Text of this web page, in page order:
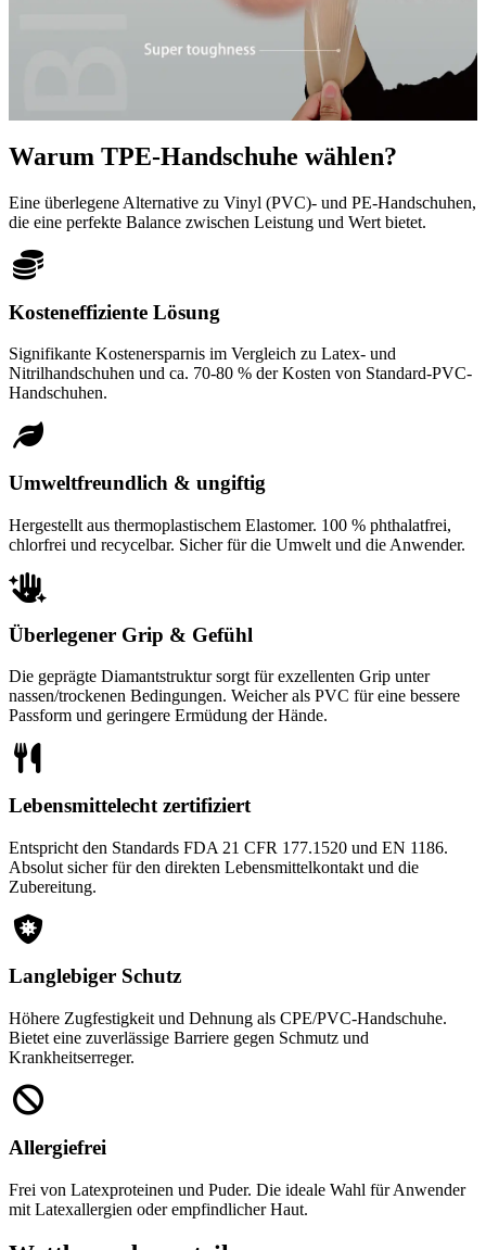
Warum TPE-Handschuhe wählen?
Eine überlegene Alternative zu Vinyl (PVC)- und PE-Handschuhen,
die eine perfekte Balance zwischen Leistung und Wert bietet.
Kosteneffiziente Lösung
Signifikante Kostenersparnis im Vergleich zu Latex- und
Nitrilhandschuhen und ca. 70-80 % der Kosten von Standard-PVC-
Handschuhen.
Umweltfreundlich & ungiftig
Hergestellt aus thermoplastischem Elastomer. 100 % phthalatfrei,
chlorfrei und recycelbar. Sicher für die Umwelt und die Anwender.
Überlegener Grip & Gefühl
Die geprägte Diamantstruktur sorgt für exzellenten Grip unter
nassen/trockenen Bedingungen. Weicher als PVC für eine bessere
Passform und geringere Ermüdung der Hände.
Lebensmittelecht zertifiziert
Entspricht den Standards FDA 21 CFR 177.1520 und EN 1186.
Absolut sicher für den direkten Lebensmittelkontakt und die
Zubereitung.
Langlebiger Schutz
Höhere Zugfestigkeit und Dehnung als CPE/PVC-Handschuhe.
Bietet eine zuverlässige Barriere gegen Schmutz und
Krankheitserreger.
Allergiefrei
Frei von Latexproteinen und Puder. Die ideale Wahl für Anwender
mit Latexallergien oder empfindlicher Haut.